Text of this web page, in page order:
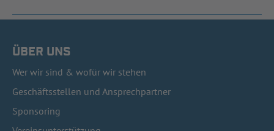
ÜBER UNS
Wer wir sind & wofür wir stehen
Geschäftsstellen und Ansprechpartner
Sponsoring